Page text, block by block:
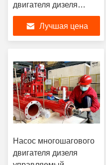
двигателя дизеля
управляемым
вертикальным
установленный скидом
Лучшая цена
Насос многошагового
двигателя дизеля